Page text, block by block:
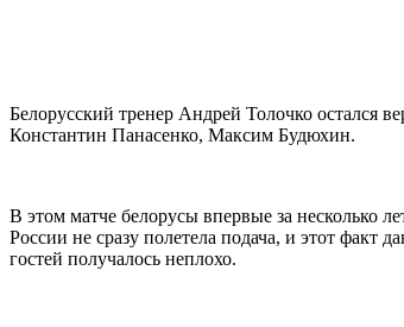
Белорусский тренер Андрей Толочко остался
Константин Панасенко, Максим Будюхин.
В этом матче белорусы впервые за несколько
России не сразу полетела подача, и этот факт
гостей получалось неплохо.